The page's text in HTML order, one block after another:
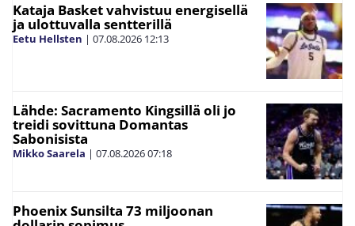
Kataja Basket vahvistuu energisellä
ja ulottuvalla sentterillä
Eetu Hellsten | 07.08.2026 12:13
Lähde: Sacramento Kingsillä oli jo
treidi sovittuna Domantas
Sabonisista
Mikko Saarela | 07.08.202607:18
Phoenix Sunsilta 73 miljoonan